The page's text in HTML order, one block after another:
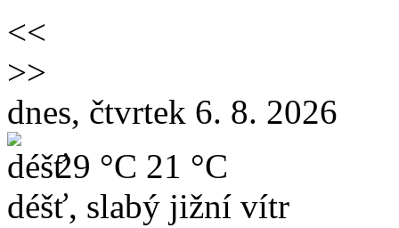
<<
>>
dnes, čtvrtek 6. 8. 2026
29 °C 21 °C
déšť, slabý jižní vítr